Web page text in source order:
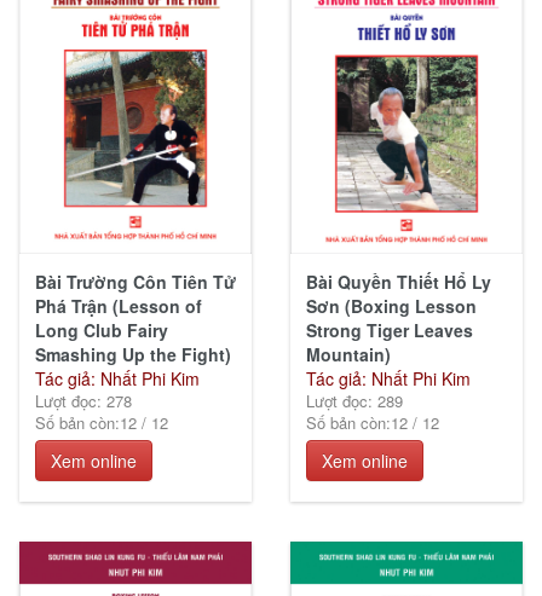
Bài Trường Côn Tiên Tử
Phá Trận (Lesson of
Long Club Fairy
Smashing Up the Fight)
Tác giả: Nhất Phi Kim
Lượt đọc: 278
Số bản còn:12/12
Xem online
Bài Quyền Thiết Hổ Ly
Sơn (Boxing Lesson
Strong Tiger Leaves
Mountain)
Tác giả: Nhất Phi Kim
Lượt đọc: 289
Số bản còn:12/12
Xem online